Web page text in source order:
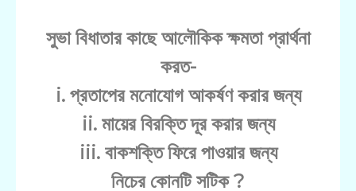
সুভা বিধাতার কাছে আলৌকিক ক্ষমতা প্রার্থনা
করত-
i. প্রতাপের মনোযোগ আকর্ষণ করার জন্য
ii. মায়ের বিরক্তি দূর করার জন্য
iii. বাকশক্তি ফিরে পাওয়ার জন্য
নিচের কোনটি সটিক ?